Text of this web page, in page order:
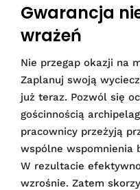
Gwarancja
wrażeń
Nie przegap okazji na
Zaplanuj swoją
już teraz. Pozwól się
gościnnością
pracownicy przeżyją
wspólne wspomnienia
W rezultacie
wzrośnie. Zatem